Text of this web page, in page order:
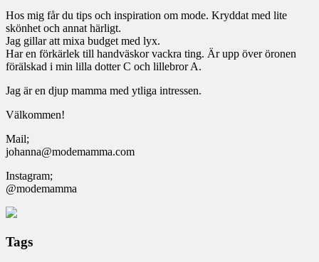
Hos mig får du tips och inspiration om mode. Kryddat med lite
skönhet och annat härligt.
Jag gillar att mixa budget med lyx.
Har en förkärlek till handväskor vackra ting. Är upp över öronen
förälskad i min lilla dotter C och lillebror A.
Jag är en djup mamma med ytliga intressen.
Välkommen!
Mail;
johanna@modemamma.com
Instagram;
@modemamma
Tags